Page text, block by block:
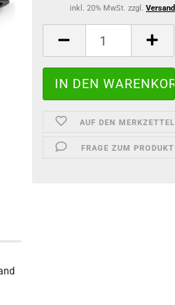
inkl. 20% MwSt. zzgl. Versand
AUF DEN MERKZETTEL
FRAGE ZUM PRODUKT